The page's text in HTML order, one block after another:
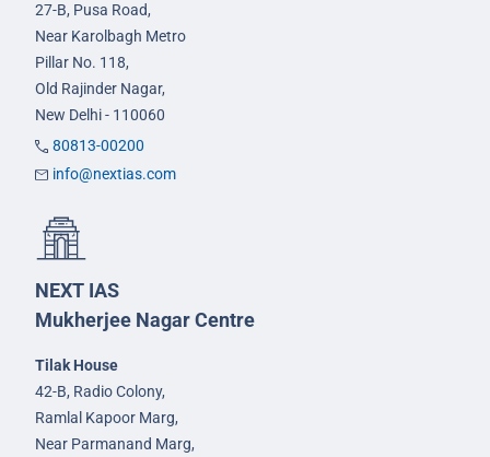
27-B, Pusa Road,
Near Karolbagh Metro
Pillar No. 118,
Old Rajinder Nagar,
New Delhi - 110060
80813-00200
info@nextias.com
NEXT IAS
Mukherjee Nagar Centre
Tilak House
42-B, Radio Colony,
Ramlal Kapoor Marg,
Near Parmanand Marg,